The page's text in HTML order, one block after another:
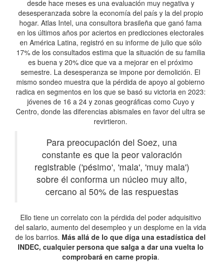
desde hace meses es una evaluación muy negativa y
desesperanzada sobre la economía del país y la del propio
hogar. Atlas Intel, una consultora brasileña que ganó fama
en los últimos años por aciertos en predicciones electorales
en América Latina, registró en su informe de julio que sólo
17% de los consultados estima que la situación de su familia
es buena y 20% dice que va a mejorar en el próximo
semestre. La desesperanza se impone por demolición. El
mismo sondeo muestra que la pérdida de apoyo al gobierno
radica en segmentos en los que se basó su victoria en 2023:
jóvenes de 16 a 24 y zonas geográficas como Cuyo y
Centro, donde las diferencias abismales en favor del ultra se
revirtieron.
Para preocupación del Soez, una
constante es que la peor valoración
registrable ('pésimo', 'mala', 'muy mala')
sobre él conforma un núcleo muy alto,
cercano al 50% de las respuestas
Ello tiene un correlato con la pérdida del poder adquisitivo
del salario, aumento del desempleo y un desplome en la vida
de los barrios. Más allá de lo que diga una estadística del
INDEC, cualquier persona que salga a dar una vuelta lo
comprobará en carne propia.